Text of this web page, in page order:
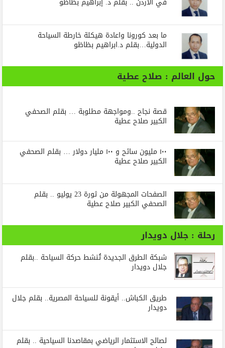
ما بعد كورونا واعادة هيكلة خارطة السياحة
الدولية…بقلم د.ابراهيم بظاظو
حول العالم : صلاح عطية
قصة نجاح ..ومواجهة مطلوبة … بقلم الصحفي
الكبير صلاح عطية
١٠٠ مليون سائح و ١٠٠ مليار دولار … بقلم الصحفي
الكبير صلاح عطية
الصفحات المجهولة من ثورة 23 يوليو .. بقلم
الصحفي الكبير صلاح عطية
رحلة : جلال دويدار
شبكة الطرق الجديدة تُنشط حركة السياحة ..بقلم
جلال دويدار
طريق الكباش.. أيقونة للسياحة المصرية.. بقلم جلال
دويدار
لصالح الاستثمار الرياضي بمقاصدنا السياحية .. بقلم